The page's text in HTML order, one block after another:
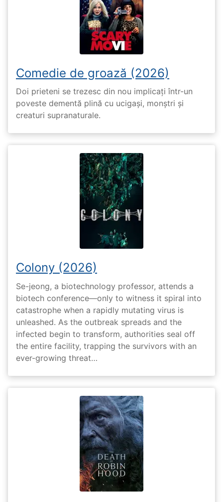
Comedie de groază (2026)
Doi prieteni se trezesc din nou implicați într-un
poveste dementă plină cu ucigași, monștri și
creaturi supranaturale.
Colony (2026)
Se-jeong, a biotechnology professor, attends a
biotech conference—only to witness it spiral into
catastrophe when a rapidly mutating virus is
unleashed. As the outbreak spreads and the
infected begin to transform, authorities seal off
the entire facility, trapping the survivors with an
ever-growing threat…